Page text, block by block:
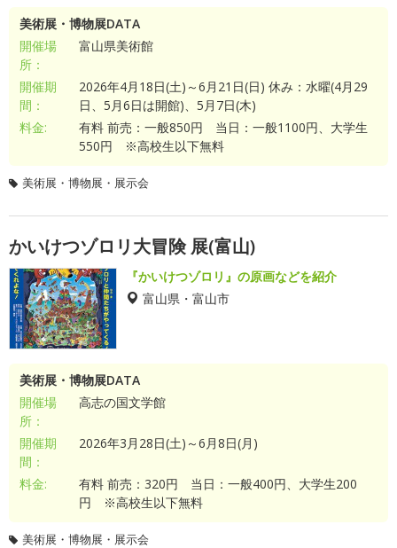
美術展・博物展DATA
開催場
所：
富山県美術館
開催期
間：
2026年4月18日(土)～6月21日(日) 休み：水曜(4月29
日、5月6日は開館)、5月7日(木)
料金:
有料 前売：一般850円 当日：一般1100円、大学生
550円 ※高校生以下無料
美術展・博物展・展示会
かいけつゾロリ大冒険 展(富山)
『かいけつゾロリ』の原画などを紹介
富山県・富山市
美術展・博物展DATA
開催場
所：
高志の国文学館
開催期
間：
2026年3月28日(土)～6月8日(月)
料金:
有料 前売：320円 当日：一般400円、大学生200
円 ※高校生以下無料
美術展・博物展・展示会